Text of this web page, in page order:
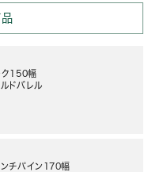
ク150幅
ドバレル
ンチパイン170幅